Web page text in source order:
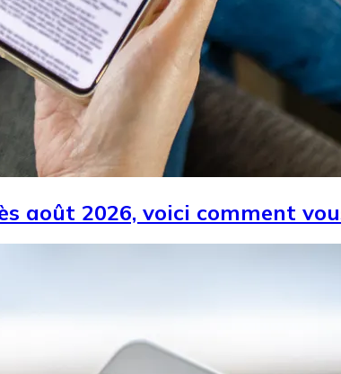
août 2026, voici comment